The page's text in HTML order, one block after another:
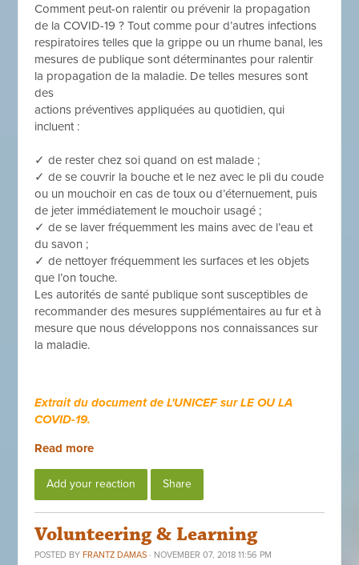
Comment peut-on ralentir ou prévenir la propagation
de la COVID-19 ? Tout comme pour d’autres infections
respiratoires telles que la grippe ou un rhume banal, les
mesures de publique sont déterminantes pour ralentir
la propagation de la maladie. De telles mesures sont
des
actions préventives appliquées au quotidien, qui
incluent :
✓ de rester chez soi quand on est malade ;
✓ de se couvrir la bouche et le nez avec le pli du coude
ou un mouchoir en cas de toux ou d’éternuement, puis
de jeter immédiatement le mouchoir usagé ;
✓ de se laver fréquemment les mains avec de l’eau et
du savon ;
✓ de nettoyer fréquemment les surfaces et les objets
que l’on touche.
Les autorités de santé publique sont susceptibles de
recommander des mesures supplémentaires au fur et à
mesure que nous développons nos connaissances sur
la maladie.
Extrait du document de L'UNICEF sur LE OU LA
COVID-19.
Read more
Add your reaction Share
Volunteering & Learning
POSTED BYFRANTZ DAMAS · NOVEMBER 07, 2018 11:56 PM